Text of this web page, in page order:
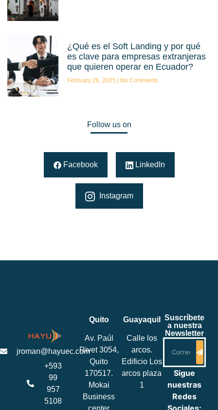
¿Qué es el Soft Landing y por qué
es clave para empresas extranjeras
que quieren operar en Ecuador?
February 26, 2025 No Comments
Follow us on
Facebook LinkedIn
Instagram
jroman@hayuec.com
+593
99
957
5108
Quito
Av. Paúl
Rivet 3054,
Quito
170517.
Mokai
Business
Guayaquil
Calle los
arcos.
Edificio Los
arcos plaza
1
Suscríbete
a nuestra
Newsletter
Sigue
nuestras
Redes
Sociales: